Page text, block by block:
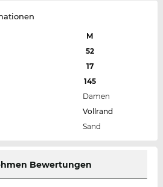
M
52
17
145
Damen
Vollrand
Sand
Bewertungen